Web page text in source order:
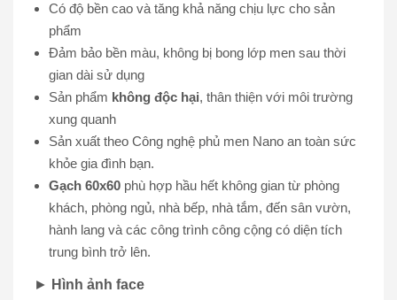
Có độ bền cao và tăng khả năng chịu lực cho sản
phẩm
Đảm bảo bền màu, không bị bong lớp men sau thời
gian dài sử dụng
Sản phẩm không độc hại, thân thiện với môi trường
xung quanh
Sản xuất theo Công nghệ phủ men Nano an toàn sức
khỏe gia đình bạn.
Gạch 60x60 phù hợp hầu hết không gian từ phòng
khách, phòng ngủ, nhà bếp, nhà tắm, đến sân vườn,
hành lang và các công trình công cộng có diện tích
trung bình trở lên.
►
Hình ảnh face